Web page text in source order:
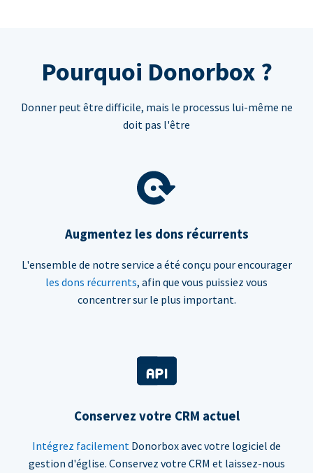
Pourquoi Donorbox ?
Donner peut être difficile, mais le processus lui-même ne
doit pas l'être
Augmentez les dons récurrents
L'ensemble de notre service a été conçu pour encourager
les dons récurrents, afin que vous puissiez vous
concentrer sur le plus important.
Conservez votre CRM actuel
Intégrez facilement Donorbox avec votre logiciel de
gestion d'église. Conservez votre CRM et laissez-nous